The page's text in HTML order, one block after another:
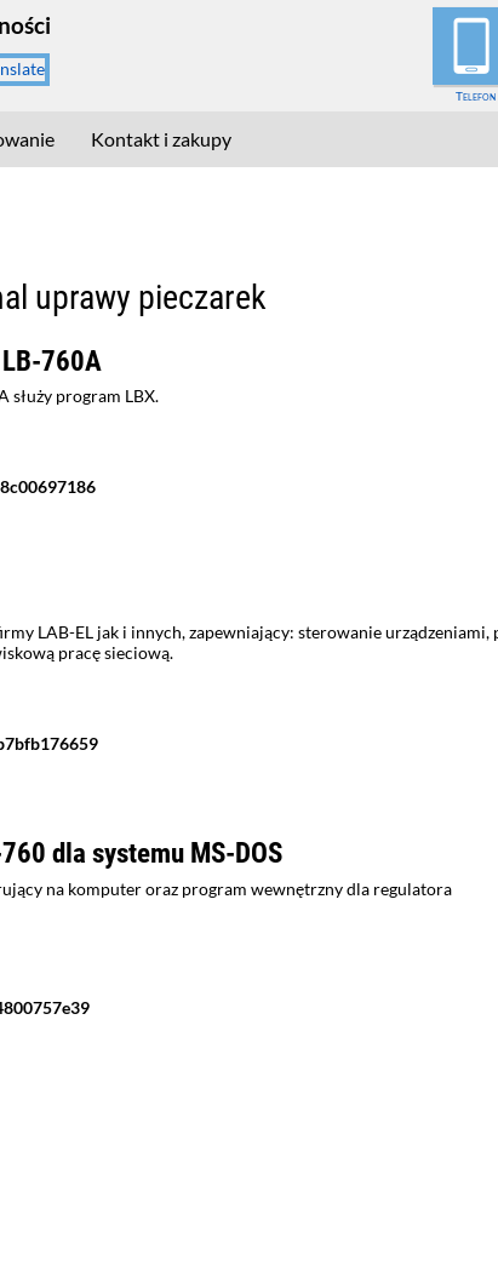
Telefon
Kontakt i zakupy
uprawy pieczarek
760A
program LBX.
LAB-EL jak i innych, zapewniający: sterowanie urządzeniami,
pracę sieciową.
dla systemu MS-DOS
na komputer oraz program wewnętrzny dla regulatora